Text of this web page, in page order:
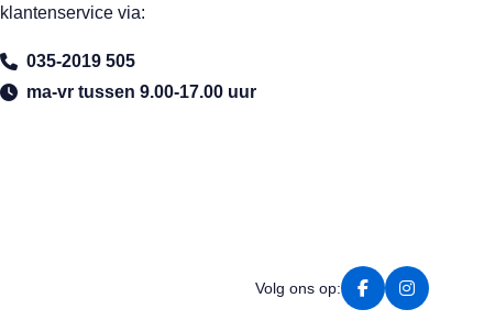
klantenservice via:
035-2019 505
ma-vr tussen 9.00-17.00 uur
Volg ons op: